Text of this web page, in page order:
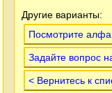
Другие варианты:
Посмотрите
Задайте вопрос
< Вернитесь к